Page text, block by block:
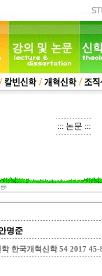
::: 논문 :::
명준
한국개혁신학 54 2017